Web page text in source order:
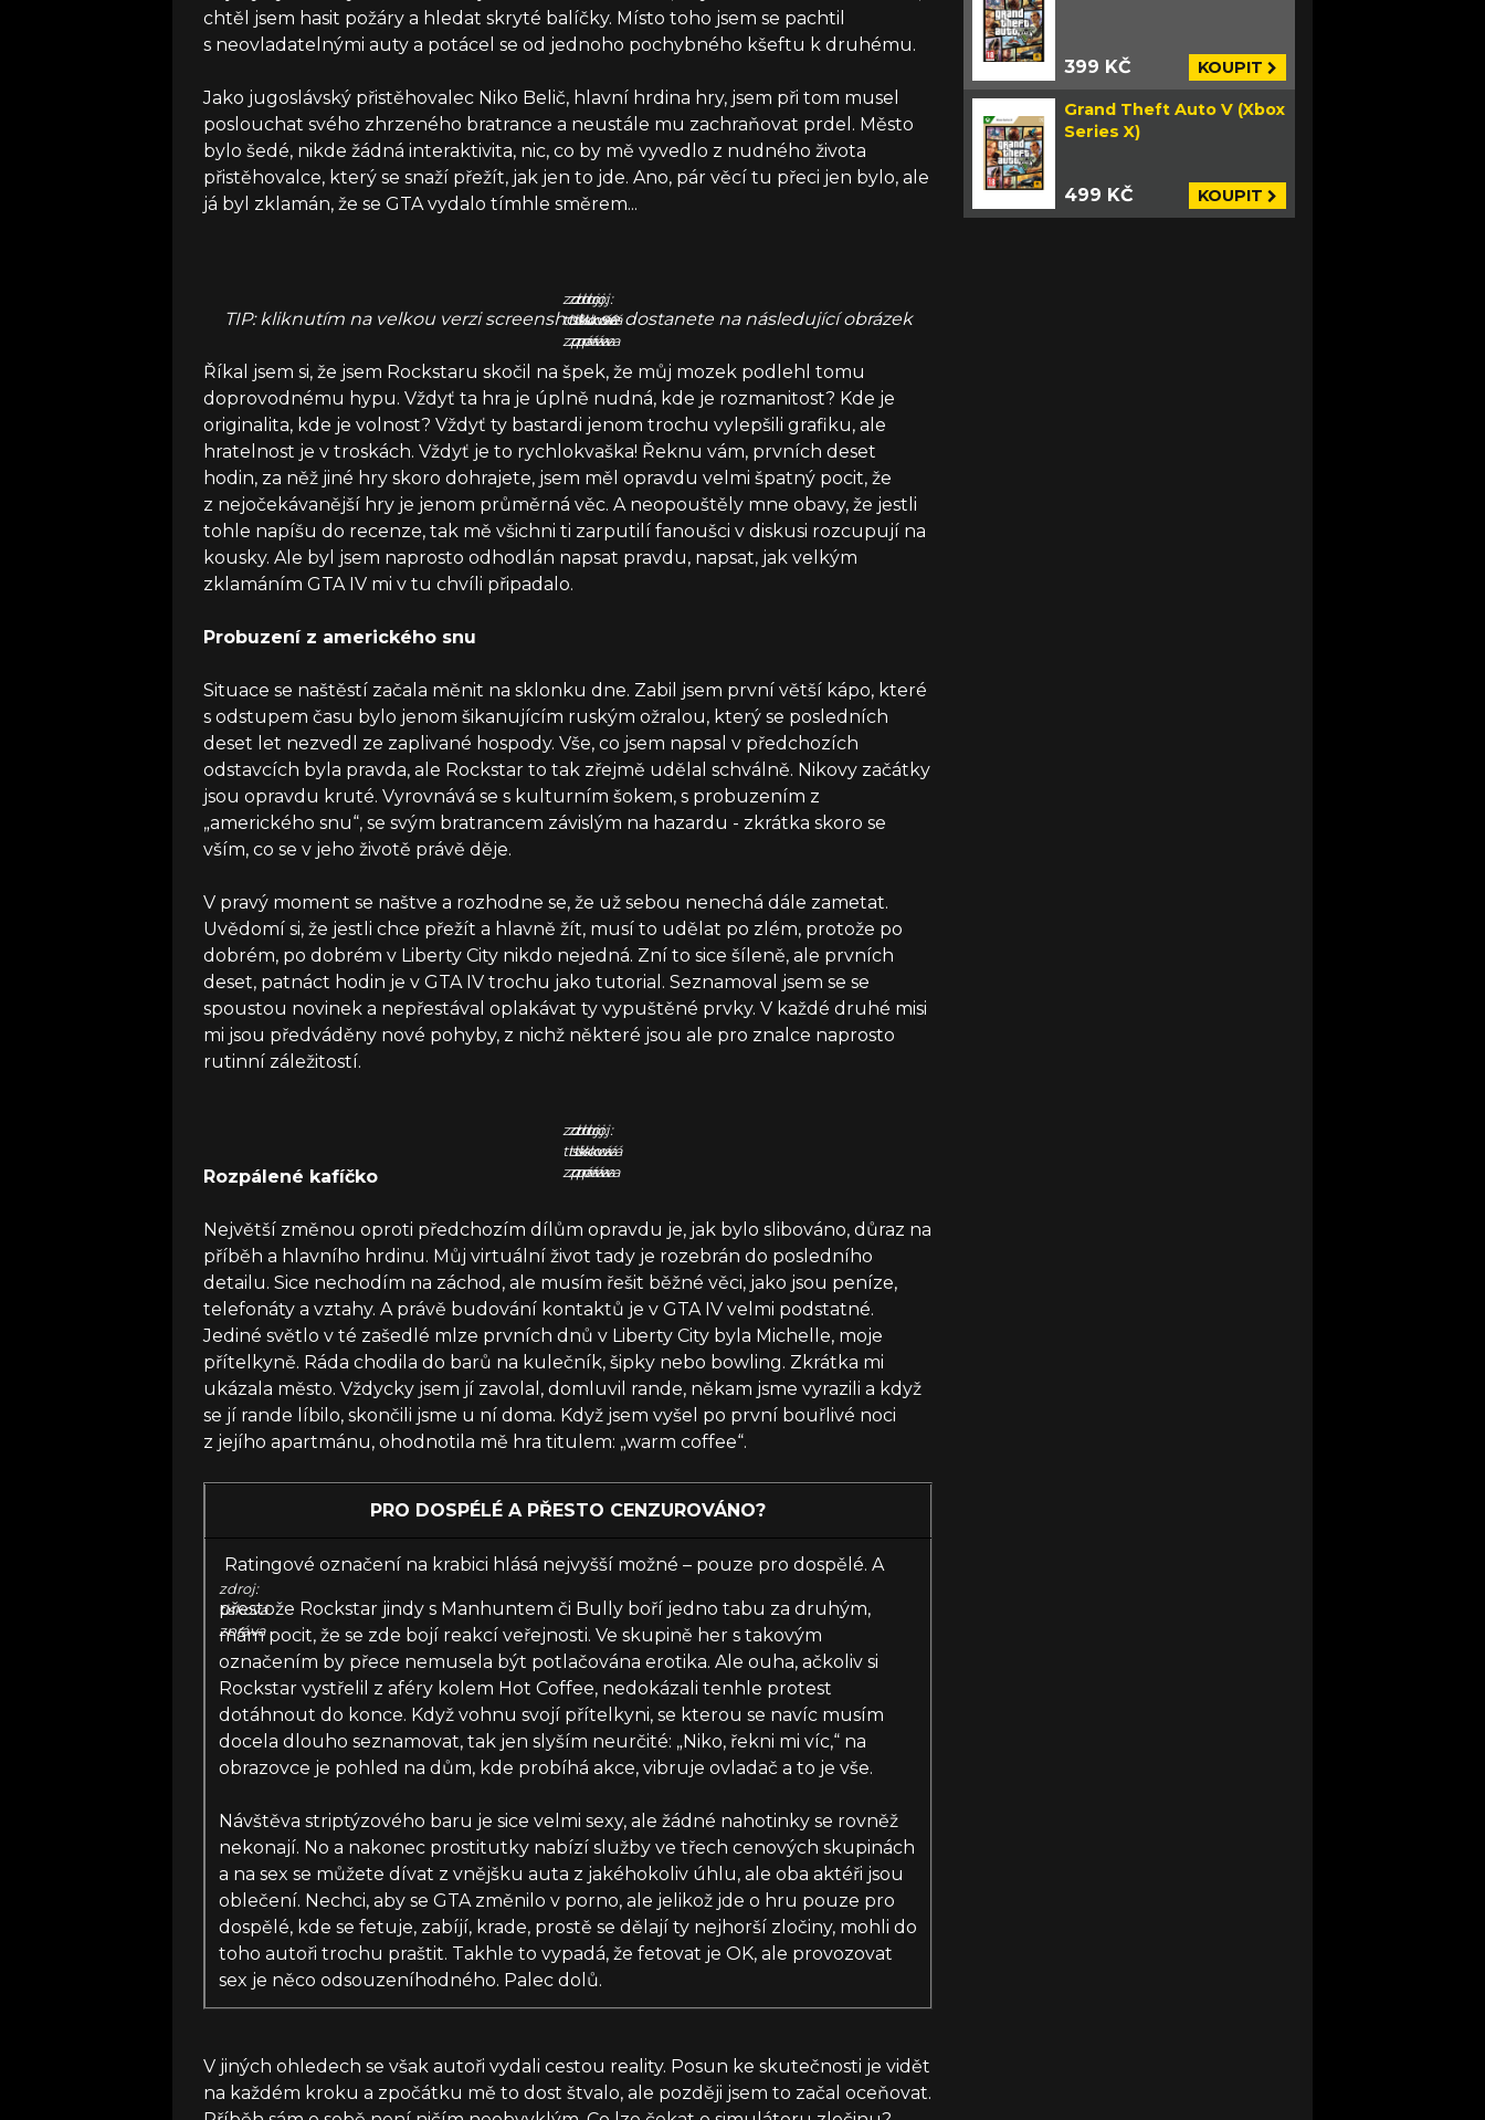
chtěl jsem hasit požáry a hledat skryté balíčky. Místo toho jsem se pachtil
s neovladatelnými auty a potácel se od jednoho pochybného kšeftu k druhému.
Jako jugoslávský přistěhovalec Niko Belič, hlavní hrdina hry, jsem při tom musel
poslouchat svého zhrzeného bratrance a neustále mu zachraňovat prdel. Město
bylo šedé, nikde žádná interaktivita, nic, co by mě vyvedlo z nudného života
přistěhovalce, který se snaží přežít, jak jen to jde. Ano, pár věcí tu přeci jen bylo, ale
já byl zklamán, že se GTA vydalo tímhle směrem...
zdroj:
tisková
zpráva
zdroj:
tisková
zpráva
zdroj:
tisková
zpráva
TIP: kliknutím na velkou verzi screenshotu se dostanete na následující obrázek
Říkal jsem si, že jsem Rockstaru skočil na špek, že můj mozek podlehl tomu
doprovodnému hypu. Vždyť ta hra je úplně nudná, kde je rozmanitost? Kde je
originalita, kde je volnost? Vždyť ty bastardi jenom trochu vylepšili grafiku, ale
hratelnost je v troskách. Vždyť je to rychlokvaška! Řeknu vám, prvních deset
hodin, za něž jiné hry skoro dohrajete, jsem měl opravdu velmi špatný pocit, že
z nejočekávanější hry je jenom průměrná věc. A neopouštěly mne obavy, že jestli
tohle napíšu do recenze, tak mě všichni ti zarputilí fanoušci v diskusi rozcupují na
kousky. Ale byl jsem naprosto odhodlán napsat pravdu, napsat, jak velkým
zklamáním GTA IV mi v tu chvíli připadalo.
Probuzení z amerického snu
Situace se naštěstí začala měnit na sklonku dne. Zabil jsem první větší kápo, které
s odstupem času bylo jenom šikanujícím ruským ožralou, který se posledních
deset let nezvedl ze zaplivané hospody. Vše, co jsem napsal v předchozích
odstavcích byla pravda, ale Rockstar to tak zřejmě udělal schválně. Nikovy začátky
jsou opravdu kruté. Vyrovnává se s kulturním šokem, s probuzením z
„amerického snu“, se svým bratrancem závislým na hazardu - zkrátka skoro se
vším, co se v jeho životě právě děje.
V pravý moment se naštve a rozhodne se, že už sebou nenechá dále zametat.
Uvědomí si, že jestli chce přežít a hlavně žít, musí to udělat po zlém, protože po
dobrém, po dobrém v Liberty City nikdo nejedná. Zní to sice šíleně, ale prvních
deset, patnáct hodin je v GTA IV trochu jako tutorial. Seznamoval jsem se se
spoustou novinek a nepřestával oplakávat ty vypuštěné prvky. V každé druhé misi
mi jsou předváděny nové pohyby, z nichž některé jsou ale pro znalce naprosto
rutinní záležitostí.
zdroj:
tisková
zpráva
zdroj:
tisková
zpráva
zdroj:
tisková
zpráva
Rozpálené kafíčko
Největší změnou oproti předchozím dílům opravdu je, jak bylo slibováno, důraz na
příběh a hlavního hrdinu. Můj virtuální život tady je rozebrán do posledního
detailu. Sice nechodím na záchod, ale musím řešit běžné věci, jako jsou peníze,
telefonáty a vztahy. A právě budování kontaktů je v GTA IV velmi podstatné.
Jediné světlo v té zašedlé mlze prvních dnů v Liberty City byla Michelle, moje
přítelkyně. Ráda chodila do barů na kulečník, šipky nebo bowling. Zkrátka mi
ukázala město. Vždycky jsem jí zavolal, domluvil rande, někam jsme vyrazili a když
se jí rande líbilo, skončili jsme u ní doma. Když jsem vyšel po první bouřlivé noci
z jejího apartmánu, ohodnotila mě hra titulem: „warm coffee“.
PRO DOSPÉLÉ A PŘESTO CENZUROVÁNO?
zdroj:
tisková
zpráva
Ratingové označení na krabici hlásá nejvyšší možné – pouze pro dospělé. A
přestože Rockstar jindy s Manhuntem či Bully boří jedno tabu za druhým,
mám pocit, že se zde bojí reakcí veřejnosti. Ve skupině her s takovým
označením by přece nemusela být potlačována erotika. Ale ouha, ačkoliv si
Rockstar vystřelil z aféry kolem Hot Coffee, nedokázali tenhle protest
dotáhnout do konce. Když vohnu svojí přítelkyni, se kterou se navíc musím
docela dlouho seznamovat, tak jen slyším neurčité: „Niko, řekni mi víc,“ na
obrazovce je pohled na dům, kde probíhá akce, vibruje ovladač a to je vše.
Návštěva striptýzového baru je sice velmi sexy, ale žádné nahotinky se rovněž
nekonají. No a nakonec prostitutky nabízí služby ve třech cenových skupinách
a na sex se můžete dívat z vnějšku auta z jakéhokoliv úhlu, ale oba aktéři jsou
oblečení. Nechci, aby se GTA změnilo v porno, ale jelikož jde o hru pouze pro
dospělé, kde se fetuje, zabíjí, krade, prostě se dělají ty nejhorší zločiny, mohli do
toho autoři trochu praštit. Takhle to vypadá, že fetovat je OK, ale provozovat
sex je něco odsouzeníhodného. Palec dolů.
V jiných ohledech se však autoři vydali cestou reality. Posun ke skutečnosti je vidět
na každém kroku a zpočátku mě to dost štvalo, ale později jsem to začal oceňovat.
399 KČ KOUPIT
Grand Theft Auto V (Xbox
Series X)
499 KČ KOUPIT